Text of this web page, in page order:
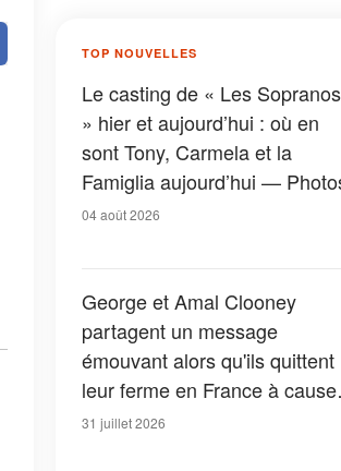
TOP NOUVELLES
Le casting de « Les Sopranos
» hier et aujourd’hui : où en
sont Tony, Carmela et la
Famiglia aujourd’hui —
04 août 2026
George et Amal Clooney
partagent un message
émouvant alors qu'ils quittent
leur ferme en France à cause
des feux de forêt — Tous les
31 juillet 2026